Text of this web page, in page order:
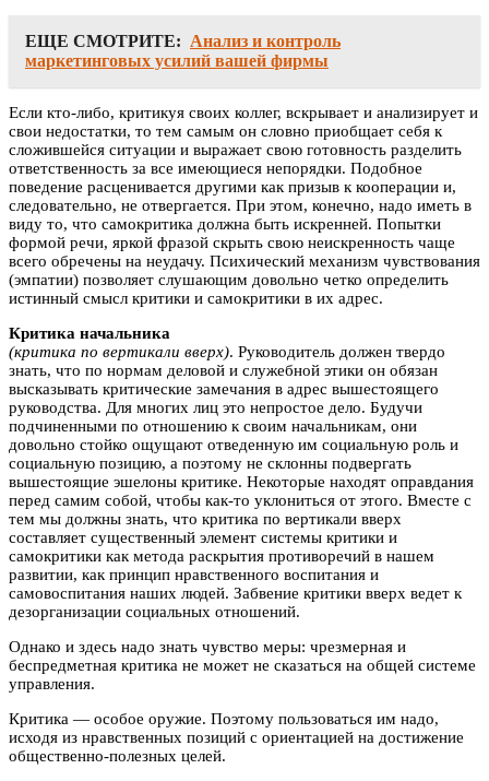
ЕЩЕ СМОТРИТЕ: Анализ и контроль
маркетинговых усилий вашей фирмы
Если кто-либо, критикуя своих коллег, вскрывает и анализирует и
свои недостатки, то тем самым он словно приобщает себя к
сложившейся ситуации и выражает свою готовность разделить
ответственность за все имеющиеся непорядки. Подобное
поведение расценивается другими как призыв к кооперации и,
следовательно, не отвергается. При этом, конечно, надо иметь в
виду то, что самокритика должна быть искренней. Попытки
формой речи, яркой фразой скрыть свою неискренность чаще
всего обречены на неудачу. Психический механизм чувствования
(эмпатии) позволяет слушающим довольно четко определить
истинный смысл критики и самокритики в их адрес.
Критика начальника
(критика по вертикали вверх). Руководитель должен твердо
знать, что по нормам деловой и служебной этики он обязан
высказывать критические замечания в адрес вышестоящего
руководства. Для многих лиц это непростое дело. Будучи
подчиненными по отношению к своим начальникам, они
довольно стойко ощущают отведенную им социальную роль и
социальную позицию, а поэтому не склонны подвергать
вышестоящие эшелоны критике. Некоторые находят оправдания
перед самим собой, чтобы как-то уклониться от этого. Вместе с
тем мы должны знать, что критика по вертикали вверх
составляет существенный элемент системы критики и
самокритики как метода раскрытия противоречий в нашем
развитии, как принцип нравственного воспитания и
самовоспитания наших людей. Забвение критики вверх ведет к
дезорганизации социальных отношений.
Однако и здесь надо знать чувство меры: чрезмерная и
беспредметная критика не может не сказаться на общей системе
управления.
Критика — особое оружие. Поэтому пользоваться им надо,
исходя из нравственных позиций с ориентацией на достижение
общественно-полезных целей.